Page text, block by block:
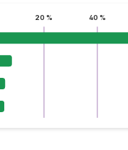
20 % 40 %